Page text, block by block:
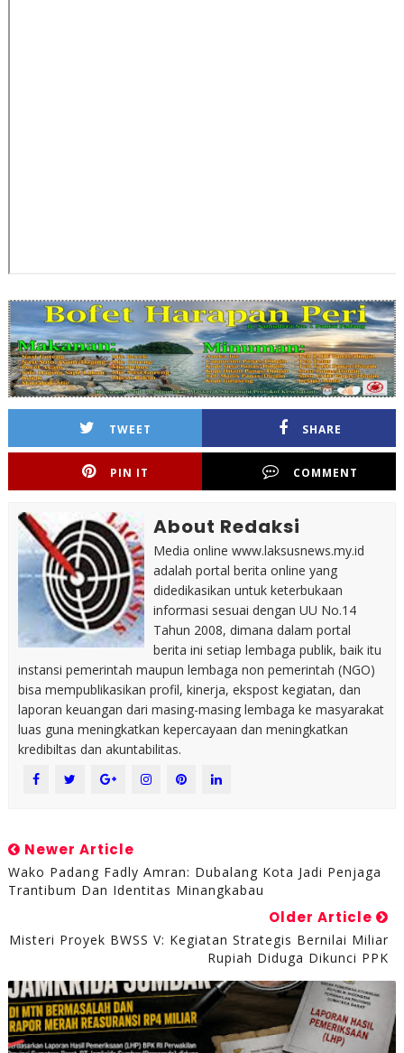
TWEET SHARE
PIN IT COMMENT
About Redaksi
Media online www.laksusnews.my.id
adalah portal berita online yang
didedikasikan untuk keterbukaan
informasi sesuai dengan UU No.14
Tahun 2008, dimana dalam portal
berita ini setiap lembaga publik, baik itu
instansi pemerintah maupun lembaga non pemerintah (NGO)
bisa mempublikasikan profil, kinerja, ekspost kegiatan, dan
laporan keuangan dari masing-masing lembaga ke masyarakat
luas guna meningkatkan kepercayaan dan meningkatkan
kredibiltas dan akuntabilitas.
Newer Article
Wako Padang Fadly Amran: Dubalang Kota Jadi Penjaga
Trantibum Dan Identitas Minangkabau
Older Article
Misteri Proyek BWSS V: Kegiatan Strategis Bernilai Miliar
Rupiah Diduga Dikunci PPK